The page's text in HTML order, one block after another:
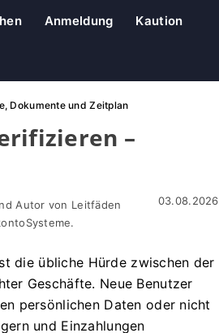
Anmeldung Kaution
Dokumente und Zeitplan
–
Autor von Leitfäden
03.08.2026
die übliche Hürde zwischen der
Geschäfte. Neue Benutzer
persönlichen Daten oder nicht
und Einzahlungen